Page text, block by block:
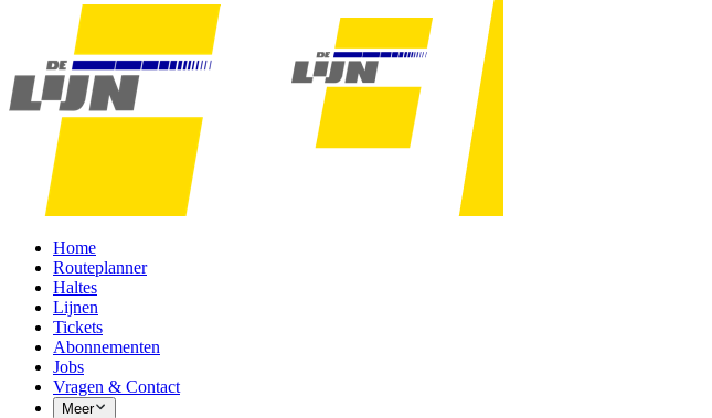
Home
Routeplanner
Haltes
Lijnen
Tickets
Abonnementen
Jobs
Vragen & Contact
Meer